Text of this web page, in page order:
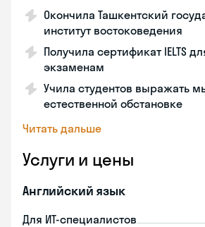
Окончила Ташкентский
институт востоковедения
Получила сертификат IELTS
экзаменам
Учила студентов выражать
естественной обстановке
Читать дальше
Услуги и цены
Английский язык
Для ИТ-специалистов